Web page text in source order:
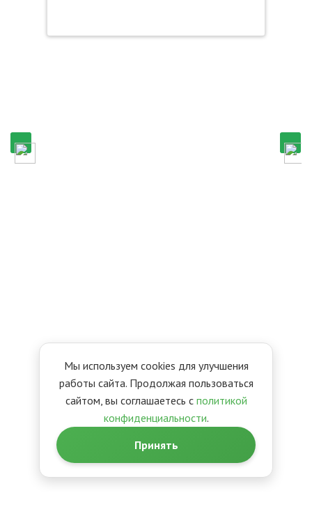
Мы используем cookies для улучшения
работы сайта. Продолжая пользоваться
сайтом, вы соглашаетесь с политикой
конфиденциальности.
Принять